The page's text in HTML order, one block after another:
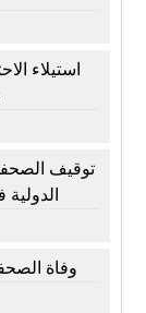
استيلاء
وفاة